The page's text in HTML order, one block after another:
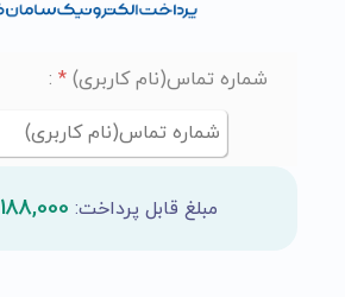
شماره تماس(نام کاربری) *
:
مبلغ قابل پرداخت: 188,000 تومان